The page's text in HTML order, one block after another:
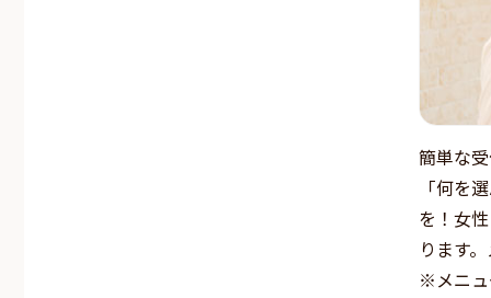
簡単な
「何を
を！女
ります
※メニュ